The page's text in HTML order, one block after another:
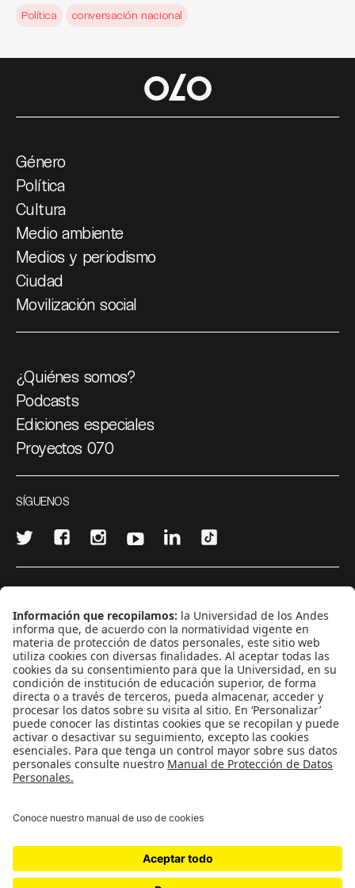
Política conversación nacional
Género
Política
Cultura
Medio ambiente
Medios y periodismo
Ciudad
Movilización social
¿Quiénes somos?
Podcasts
Ediciones especiales
Proyectos 070
SÍGUENOS
CONTÁCTANOS
cerosetenta@uniandes.edu.co
BOGOTÁ, COLOMBIA
NEWSLETTER